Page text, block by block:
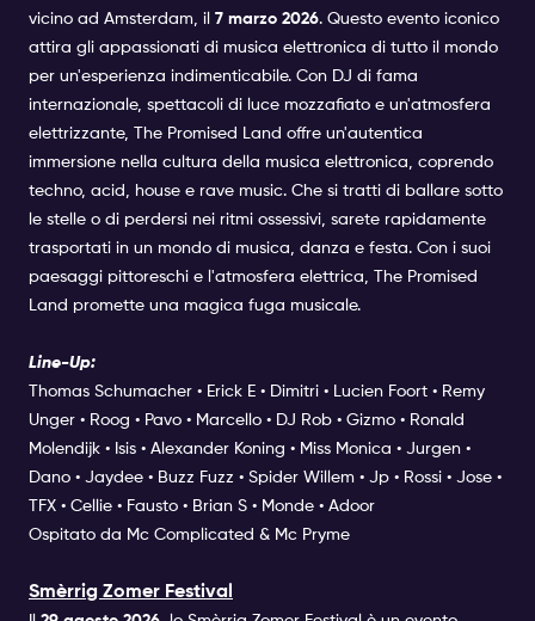
vicino ad Amsterdam, il 7 marzo 2026. Questo evento iconico
attira gli appassionati di musica elettronica di tutto il mondo
per un'esperienza indimenticabile. Con DJ di fama
internazionale, spettacoli di luce mozzafiato e un'atmosfera
elettrizzante, The Promised Land offre un'autentica
immersione nella cultura della musica elettronica, coprendo
techno, acid, house e rave music. Che si tratti di ballare sotto
le stelle o di perdersi nei ritmi ossessivi, sarete rapidamente
trasportati in un mondo di musica, danza e festa. Con i suoi
paesaggi pittoreschi e l'atmosfera elettrica, The Promised
Land promette una magica fuga musicale.
Line-Up:
Thomas Schumacher • Erick E • Dimitri • Lucien Foort • Remy
Unger • Roog • Pavo • Marcello • DJ Rob • Gizmo • Ronald
Molendijk • Isis • Alexander Koning • Miss Monica • Jurgen •
Dano • Jaydee • Buzz Fuzz • Spider Willem • Jp • Rossi • Jose •
TFX • Cellie • Fausto • Brian S • Monde • Adoor
Ospitato da Mc Complicated & Mc Pryme
Smèrrig Zomer Festival